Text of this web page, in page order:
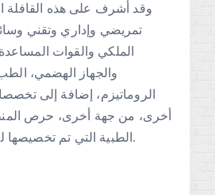
تمريضي وإداري وتقني
الملكي والقوات
والجهاز الهضمي،
الروماتيزم، إضافة إلى
أخرى، من جهة أخرى، حرص
الطبية التي تم تخصيصها لفائدة المرضى والمستفيدين من هذه القافلة الطبية المتعددة التخصصات.